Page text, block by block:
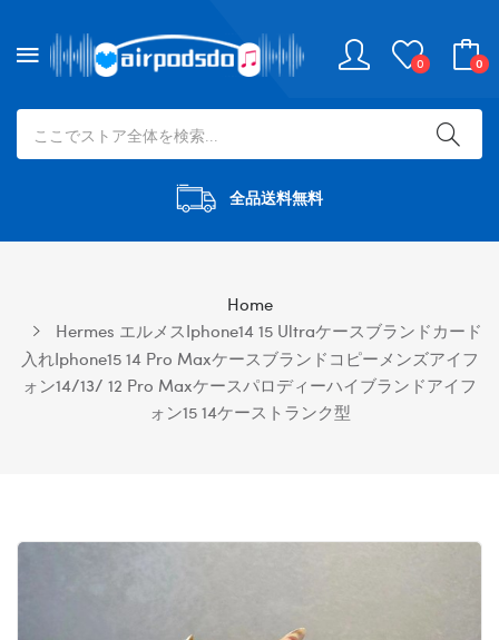
0 0
全品送料無料
Home
Hermes エルメスiphone14 15 Ultraケースブランドカード
入れiphone15 14 Pro Maxケースブランドコピーメンズアイフ
ォン14/13/ 12 Pro Maxケースパロディーハイブランドアイフ
ォン15 14ケーストランク型